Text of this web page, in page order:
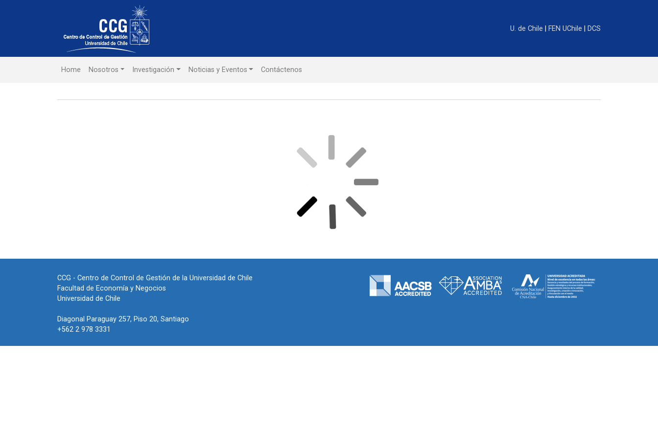
U. de Chile FEN UChile DCS
Home Nosotros Investigación Noticias y Eventos Contáctenos
CCG - Centro de Control de Gestión de la Universidad de Chile
Facultad de Economía y Negocios
Universidad de Chile
Diagonal Paraguay 257, Piso 20, Santiago
+562 2 978 3331